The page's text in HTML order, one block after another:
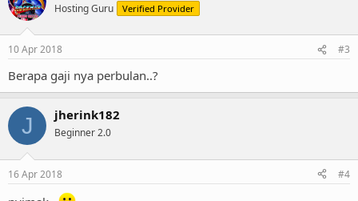
Hosting Guru Verified Provider
10 Apr 2018 #3
Berapa gaji nya perbulan..?
J jherink182
Beginner 2.0
16 Apr 2018 #4